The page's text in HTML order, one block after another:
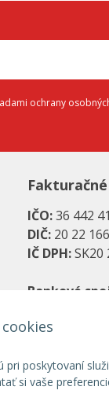
poskytovaní
si vaše
ochrany
IČO:36 442
DIČ: 20 22
IČ DPH:SK20
Bankové
UniCredit
SK31 1100
Tatra banka,